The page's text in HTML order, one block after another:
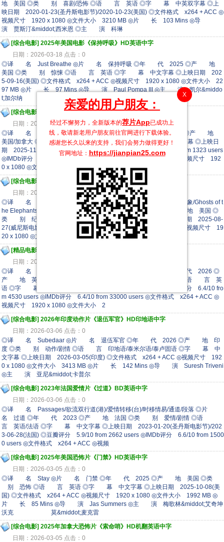
X
亲爱的用户朋友：
经过不懈努力，全新版本的荐片App已成功上
线，敬请新老用户朋友前往官网进行下载体验。
感谢您长久以来的支持，我们会努力做得更好！
官网地址： https://jianpian25.com
地 美国 ◎类 别 喜剧/恐怖 ◎语 言 英语 ◎字 幕 中英双字幕 ◎上
映日期 2020-01-23(圣丹斯电影节)/2020-10-23(美国) ◎文件格式 x264 + ACC ◎
视频尺寸 1920 x 1080 ◎文件大小 3210 MB ◎片 长 103 Mins ◎导
演 贾斯汀&middot;西米恩 ◎主 演 科琳
[综合电影] 2025年美国电影《保持呼吸》HD英语中字
日期：2026-03-18 点击：0
◎译 名 Just Breathe ◎片 名 保持呼吸 ◎年 代 2025 ◎产 地
美国 ◎类 别 惊悚 ◎语 言 英语 ◎字 幕 中文字幕 ◎上映日期 202
5-09-16(美国) ◎文件格式 x264 + ACC ◎视频尺寸 1920 x 1080 ◎文件大小 22
97 MB ◎片 长 97 Mins ◎导 演 Paul Pompa III ◎主 演 凯尔&middo
t;加尔纳 肖恩&middot;阿
[综合电影]
2025年美国电影《良人》BD英语中字
日期：2026-03-13 点击：0
◎译 名 Keeper/颤惧(台) ◎片 名 良人 ◎年 代 2025 ◎产 地
美国/加拿大 ◎类 别 恐怖 ◎语 言 英语 ◎字 幕 中文字幕 ◎上映日
期 2025-11-13(澳大利亚)/2025-11-14(美国) ◎豆瓣评分 5.3/10 from 1323 users
◎IMDb评分 5.5/10 from 16000 users ◎文件格式 x264 + ACC ◎视频尺寸 192
0 x 1080 ◎文件大小 3150 MB ◎片
[综合电影]
2025年美国纪录片《追寻幽灵大象》HD英语中字
日期：2026-03-11 点击：0
◎译 名 Ghost Elephants/追寻幽灵巨象(台)/寻找幽灵大象/幽灵大象/Ghosts of t
he Elephants ◎片 名 追寻幽灵大象 ◎年 代 2025 ◎产 地 美国 ◎
类 别 纪录片 ◎语 言 英语 ◎字 幕 中文字幕 ◎上映日期 2025-08-
27(威尼斯电影节)/2026-03-08(美国网络) ◎文件格式 x264 + ACC ◎视频尺寸 19
20 x 1080 ◎文件大小 2335 MB ◎片
[精品电影]
日期：2026-03-11 点击：0
◎译 名 War Machine/战争机器 ◎片 名 侵略机器 ◎年 代 2026 ◎
产 地 英国/澳大利亚/新西兰/美国 ◎类 别 动作/科幻/惊悚 ◎语 言 英
语 ◎字 幕 中英双字幕 ◎上映日期 2026-03-06(美国) ◎豆瓣评分 6.4/10 fro
m 4530 users ◎IMDb评分 6.4/10 from 33000 users ◎文件格式 x264 + ACC ◎
视频尺寸 1920 x 1080 ◎文件大小 2
[综合电影] 2026年印度动作片《退伍军官》HD印地语中字
日期：2026-03-06 点击：0
◎译 名 Subedaar ◎片 名 退伍军官 ◎年 代 2026 ◎产 地 印
度 ◎类 别 动作/剧情 ◎语 言 印地语/泰米尔语/泰卢固语 ◎字 幕 中
文字幕 ◎上映日期 2026-03-05(印度) ◎文件格式 x264 + ACC ◎视频尺寸 192
0 x 1080 ◎文件大小 3413 MB ◎片 长 142 Mins ◎导 演 Suresh Triveni
◎主 演 亚尼&middot;卡普尔
[综合电影] 2023年法国爱情片《过道》BD英语中字
日期：2026-03-06 点击：0
◎译 名 Passages/欲流双行道(港)/爱情转移(台)/时移情易/通道/段落 ◎片
名 过道 ◎年 代 2023 ◎产 地 法国 ◎类 别 爱情/剧情 ◎语
言 英语/法语 ◎字 幕 中文字幕 ◎上映日期 2023-01-20(圣丹斯电影节)/202
3-06-28(法国) ◎豆瓣评分 5.9/10 from 2662 users ◎IMDb评分 6.6/10 from 1500
0 users ◎文件格式 x264 + ACC ◎视频
[综合电影] 2025年美国恐怖片《门禁》HD英语中字
日期：2026-03-05 点击：0
◎译 名 Stay ◎片 名 门禁 ◎年 代 2025 ◎产 地 美国 ◎类
别 恐怖 ◎语 言 英语 ◎字 幕 中文字幕 ◎上映日期 2025-10-08(美
国) ◎文件格式 x264 + ACC ◎视频尺寸 1920 x 1080 ◎文件大小 1992 MB ◎
片 长 85 Mins ◎导 演 Jas Summers ◎主 演 梅歌林&middot;艾奇坤
沃克 莫&middot;麦克雷
[综合电影] 2025年加拿大恐怖片《索命哨》HD机翻英语中字
日期：2026-03-05 点击：0